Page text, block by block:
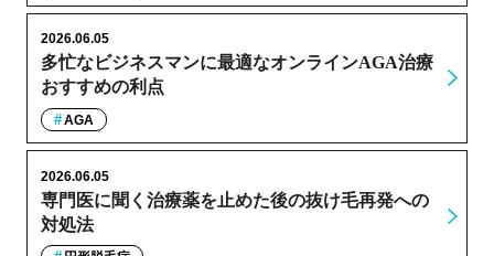
多忙なビジネスマンに最適なオンラインAGA治療
おすすめの利点
2026.06.05
AGA
専門医に聞く治療薬を止めた後の抜け毛再発への
対処法
2026.06.05